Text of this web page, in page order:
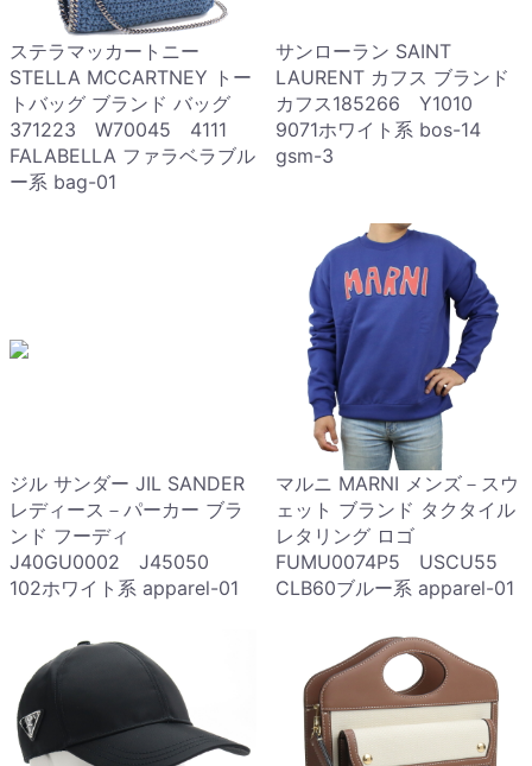
ステラマッカートニー
STELLA MCCARTNEY トー
トバッグ ブランド バッグ
371223 W70045 4111
FALABELLA ファラベラブル
ー系 bag-01
サンローラン SAINT
LAURENT カフス ブランド
カフス185266 Y1010
9071ホワイト系 bos-14
gsm-3
ジル サンダー JIL SANDER
レディース－パーカー ブラ
ンド フーディ
J40GU0002 J45050
102ホワイト系 apparel-01
マルニ MARNI メンズ－スウ
ェット ブランド タクタイル
レタリング ロゴ
FUMU0074P5 USCU55
CLB60ブルー系 apparel-01